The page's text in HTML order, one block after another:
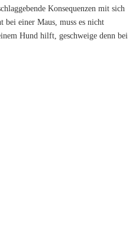
Konsequenzen mit sich
bei einer Maus, muss es nicht
Hund hilft, geschweige denn bei